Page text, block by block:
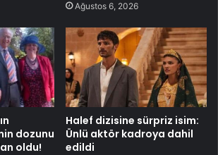
Ağustos 6, 2026
dozunu
oldu!
Halef dizisine sürpriz isim:
Ünlü aktör kadroya dahil
edildi